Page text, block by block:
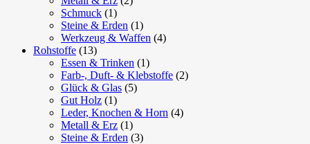
Schmuck (1)
Steine & Erden (1)
Werkzeug & Waffen (4)
Rohstoffe (13)
Essen & Trinken (1)
Farb-, Duft- & Klebstoffe (2)
Glück & Glas (5)
Gut Holz (1)
Leder, Knochen & Horn (4)
Metall & Erz (1)
Steine & Erden (3)